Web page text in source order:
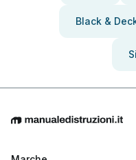
Black &